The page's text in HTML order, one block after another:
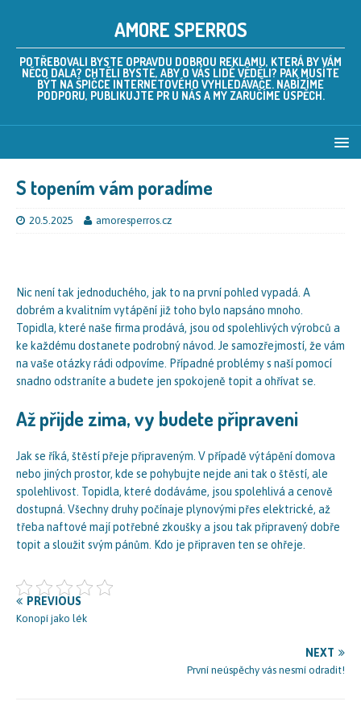
AMORE SPERROS
POTŘEBOVALI BYSTE OPRAVDU DOBROU REKLAMU, KTERÁ BY VÁM
NĚCO DALA? CHTĚLI BYSTE, ABY O VÁS LIDÉ VĚDĚLI? PAK MUSÍTE
BÝT NA ŠPIČCE INTERNETOVÉHO VYHLEDÁVAČE. NABÍZÍME
PODPORU, PUBLIKUJTE PR U NÁS A MY ZARUČÍME ÚSPĚCH.
S topením vám poradíme
20.5.2025 amoresperros.cz
Nic není tak jednoduchého, jak to na první pohled vypadá. A
dobrém a kvalitním vytápění již toho bylo napsáno mnoho.
Topidla, které naše firma prodává, jsou od spolehlivých výrobců a
ke každému dostanete podrobný návod. Je samozřejmostí, že vám
na vaše otázky rádi odpovíme. Případné problémy s naší pomocí
snadno odstraníte a budete jen spokojeně topit a ohřívat se.
Až přijde zima, vy budete připraveni
Jak se říká, štěstí přeje připraveným. V případě výtápění domova
nebo jiných prostor, kde se pohybujte nejde ani tak o štěstí, ale
spolehlivost. Topidla, které dodáváme, jsou spolehlivá a cenově
dostupná. Všechny druhy počínaje plynovými přes elektrické, až
třeba naftové mají potřebné zkoušky a jsou tak připravený dobře
topit a sloužit svým pánům. Kdo je připraven ten se ohřeje.
PREVIOUS
Konopí jako lék
NEXT
První neúspěchy vás nesmí odradit!